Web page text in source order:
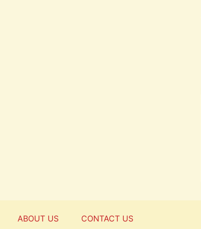
ABOUT US CONTACT US